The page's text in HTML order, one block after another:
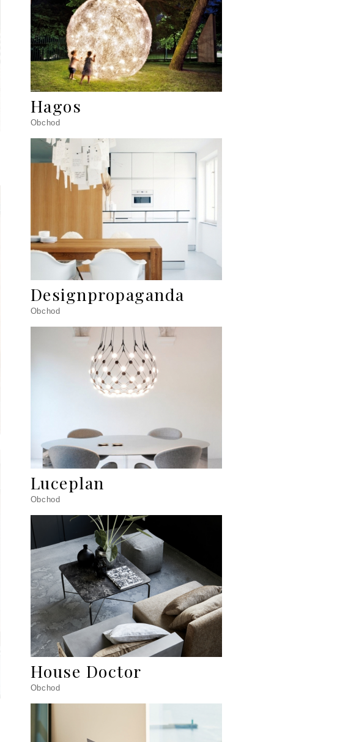
Hagos
Obchod
Designpropaganda
Obchod
Luceplan
Obchod
House Doctor
Obchod